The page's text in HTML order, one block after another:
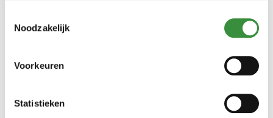
Noodzakelijk
Voorkeuren
StatistiekenDoor Kim op 13-12-2025